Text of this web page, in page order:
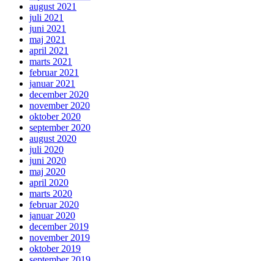
august 2021
juli 2021
juni 2021
maj 2021
april 2021
marts 2021
februar 2021
januar 2021
december 2020
november 2020
oktober 2020
september 2020
august 2020
juli 2020
juni 2020
maj 2020
april 2020
marts 2020
februar 2020
januar 2020
december 2019
november 2019
oktober 2019